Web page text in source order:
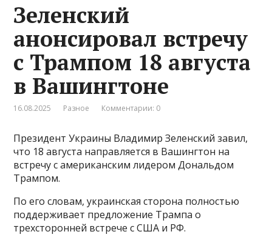
Зеленский
анонсировал встречу
с Трампом 18 августа
в Вашингтоне
16.08.2025 Разное Комментарии: 0
Президент Украины Владимир Зеленский завил,
что 18 августа направляется в Вашингтон на
встречу с американским лидером Дональдом
Трампом.
По его словам, украинская сторона полностью
поддерживает предложение Трампа о
трехсторонней встрече с США и РФ.